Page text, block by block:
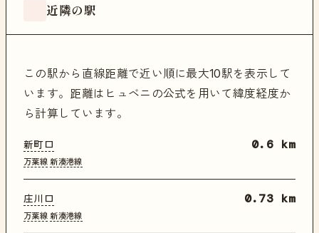
近隣の駅
この駅から直線距離で近い順に最大10駅を表示して
います。距離はヒュベニの公式を用いて緯度経度か
ら計算しています。
新町口
万葉線 新湊港線
0.6 km
庄川口
万葉線 新湊港線
0.73 km